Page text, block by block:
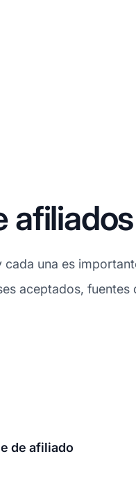
una es
aceptados,
de afiliado